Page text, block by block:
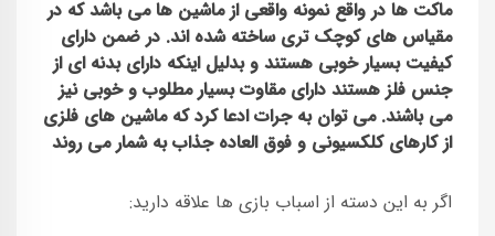
ماکت ها در واقع نمونه واقعی از ماشین ها می باشد که در
مقیاس های کوچک تری ساخته شده اند. در ضمن دارای
کیفیت بسیار خوبی هستند و بدلیل اینکه دارای بدنه ای از
جنس فلز هستند دارای مقاوت بسیار مطلوب و خوبی نیز
می باشند. می توان به جرات ادعا کرد که ماشین های فلزی
از کارهای کلکسیونی و فوق العاده جذاب به شمار می روند
اگر به این دسته از اسباب بازی ها علاقه دارید: